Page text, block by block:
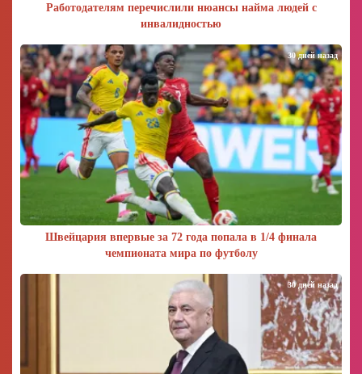
Работодателям перечислили нюансы найма людей с
инвалидностью
Швейцария впервые за 72 года попала в 1/4 финала
чемпионата мира по футболу
30 дней назад
30 дней назад